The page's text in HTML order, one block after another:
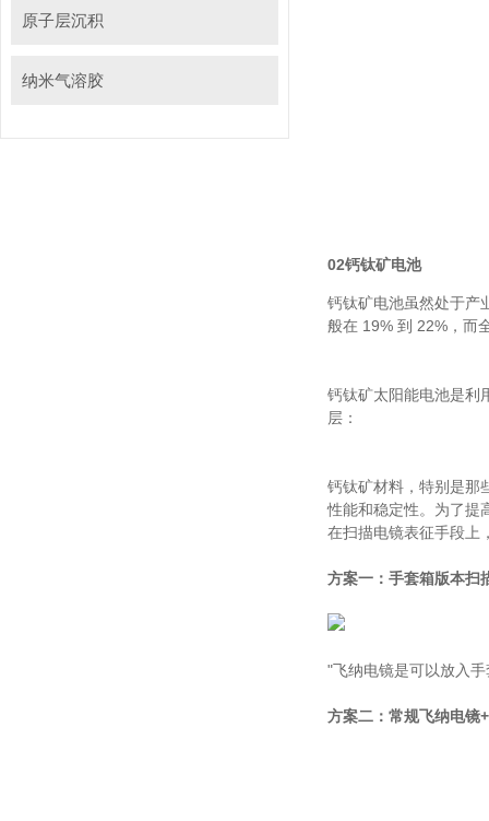
原子层沉积
纳米气溶胶
02钙钛矿电池
钙钛矿电池虽然处于产
般在 19% 到 22%，而
钙钛矿太阳能电池是利
层：
钙钛矿材料，特别是那
性能和稳定性。为了
在扫描电镜表征手段上
方案一：手套箱版本扫
"飞纳电镜是可以放入手
方案二：常规飞纳电